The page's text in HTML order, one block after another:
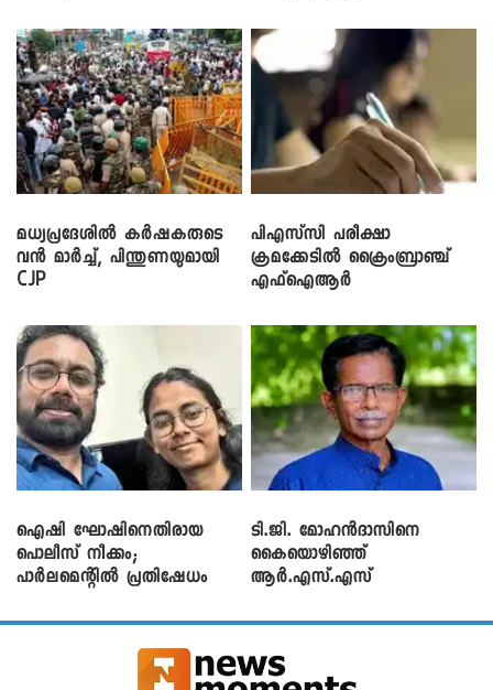
മധ്യപ്രദേശിൽ കർഷകരുടെ
വൻ മാർച്ച്, പിന്തുണയുമായി
CJP
പിഎസ്‌സി പരീക്ഷാ
ക്രമക്കേ‌ടിൽ ക്രൈംബ്രാഞ്ച്
എഫ്ഐആർ
ഐഷി ഘോഷിനെതിരായ
പൊലീസ് നീക്കം;
പാര്‍ലമെന്റിൽ പ്രതിഷേധം
ടി.ജി. മോഹൻദാസിനെ
കൈയൊഴിഞ്ഞ്
ആർ.എസ്.എസ്